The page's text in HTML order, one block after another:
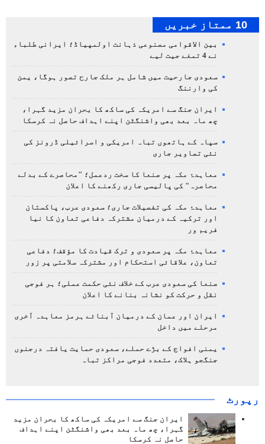
10 ممتاز خبریں
بین الاقوامی مصنوعی ذہانت اولمپیاڈ؛ ایرانی طلباء
نے 4 تمغے جیت لیے
سعودی جارحیت میں شامل ہر ملک جارح تصور ہوگا، یمن
کی وارننگ
ایران جنگ سے امریکہ کی ساکھ کا بحران مزید گہرا،
چھ ماہ بعد بھی واشنگٹن اپنے اہداف حاصل نہ کرسکا
سپاہ کے ہاتھوں تباہ امریکی و اسرائیلی ڈرونز کی
نئی تصاویر جاری
معاہدۂ مکہ پر صنعا کا سخت ردعمل؛ "محاصرے کے بدلے
محاصرہ" کی پالیسی جاری رکھنے کا اعلان
معاہدۂ مکہ کی تفصیلات جاری؛ سعودی عرب، پاکستان
اور ترکیہ کے درمیان مشترکہ دفاعی تعاون کا نیا
فریم ور
معاہدۂ مکہ پر سعودی و ترک قیادت کا مؤقف؛ دفاعی
تعاون، علاقائی استحکام اور مشترکہ سلامتی پر زور
صنعا کی سعودی عرب کے خلاف نئی حکمت عملی؛ ہر فوجی
نقل و حرکت کو نشانہ بنانے کا اعلان
ایران اور عمان کے درمیان آبنائے ہرمز معاہدہ آخری
مرحلے میں داخل
یمنی افواج کے بڑے حملے، سعودی حمایت یافتہ درجنوں
جنگجو ہلاک، متعدد فوجی مراکز تباہ
رپورٹ
ایران جنگ سے امریکہ کی ساکھ کا بحران مزید
گہرا، چھ ماہ بعد بھی واشنگٹن اپنے اہداف
حاصل نہ کرسکا